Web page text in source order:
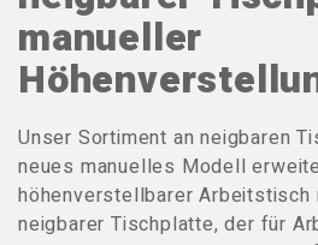
manueller
Unser Sortiment an neigbaren
neues manuelles Modell
höhenverstellbarer Arbeitstisch
neigbarer Tischplatte, der für